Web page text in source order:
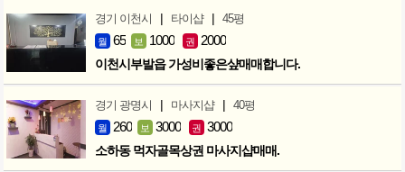
경기 이천시 | 타이샵 | 45평
월 65 보 1000 권 2000
이천시부발읍 가성비좋은샾매매합니다.
경기 광명시 | 마사지샵 | 40평
월 260 보 3000 권 3000
소하동 먹자골목상권 마사지샵매매.